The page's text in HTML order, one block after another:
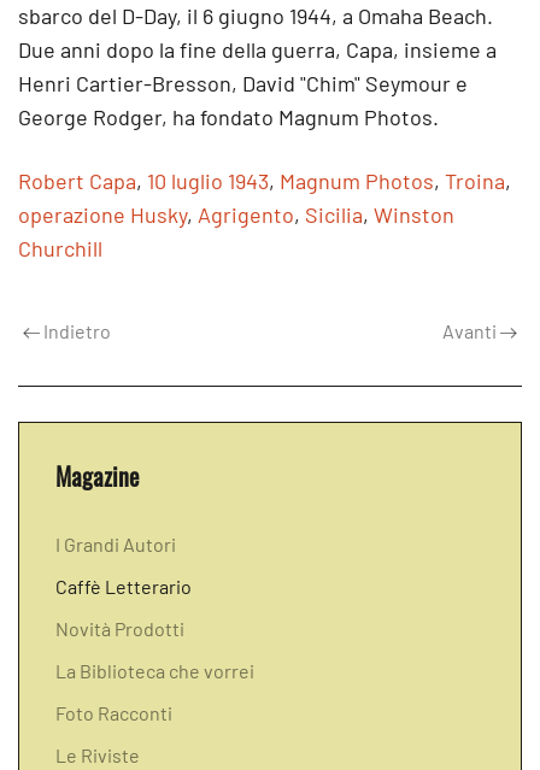
sbarco del D-Day, il 6 giugno 1944, a Omaha Beach.
Due anni dopo la fine della guerra, Capa, insieme a
Henri Cartier-Bresson, David "Chim" Seymour e
George Rodger, ha fondato Magnum Photos.
Robert Capa, 10 luglio 1943, Magnum Photos, Troina,
operazione Husky, Agrigento, Sicilia, Winston
Churchill
Indietro Avanti
Magazine
I Grandi Autori
Caffè Letterario
Novità Prodotti
La Biblioteca che vorrei
Foto Racconti
Le Riviste